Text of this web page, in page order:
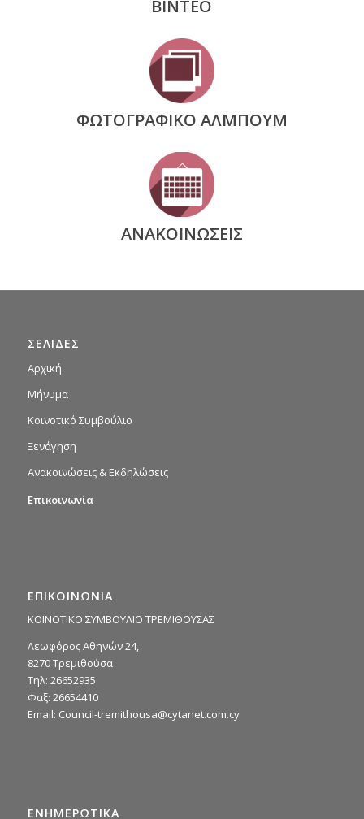
ΒΙΝΤΕΟ
ΦΩΤΟΓΡΑΦΙΚΟ ΑΛΜΠΟΥΜ
ΑΝΑΚΟΙΝΩΣΕΙΣ
ΣΕΛΙΔΕΣ
Αρχική
Μήνυμα
Κοινοτικό Συμβούλιο
Ξενάγηση
Ανακοινώσεις & Εκδηλώσεις
Επικοινωνία
ΕΠΙΚΟΙΝΩΝΙΑ
ΚΟΙΝΟΤΙΚΟ ΣΥΜΒΟΥΛΙΟ ΤΡΕΜΙΘΟΥΣΑΣ
Λεωφόρος Αθηνών 24,
8270 Τρεμιθούσα
Τηλ: 26652935
Φαξ: 26654410
Email: Council-tremithousa@cytanet.com.cy
ΕΝΗΜΕΡΩΤΙΚΑ